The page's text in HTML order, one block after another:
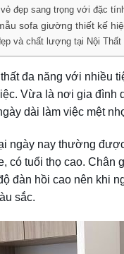
đẹp sang trọng với đặc
sofa giường thiết kế
và chất lượng tại Nội Thất
thất đa năng với nhiều
Vừa là nơi gia
dài làm việc mệt
ngày nay thường
có tuổi thọ cao.
đàn hồi cao nên khi
sắc.